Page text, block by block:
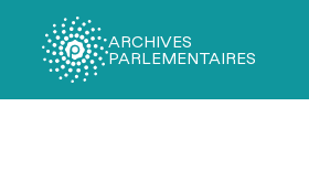
ARCHIVES
PARLEMENTAIRES